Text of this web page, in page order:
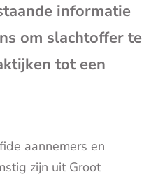
informatie
om slachtoffer te
tot een
aannemers en
zijn uit Groot